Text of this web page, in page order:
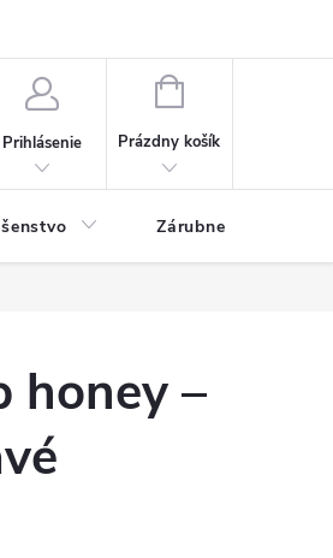
Prihlásenie
NÁKUPNÝ KOŠÍK
Prázdny košík
Zárubne
honey –